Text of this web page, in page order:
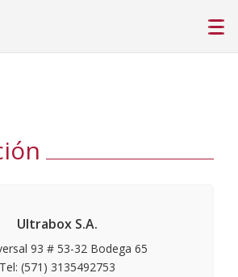
Ultrabox S.A.
93 # 53-32 Bodega 65
Tel: (571) 3135492753